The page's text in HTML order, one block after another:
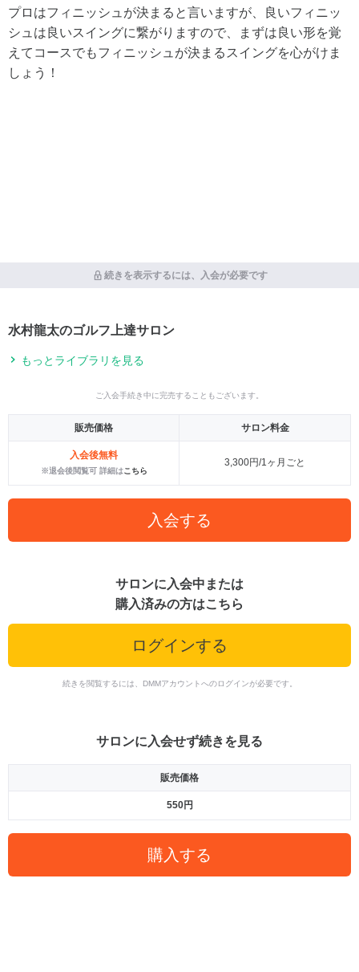
プロはフィニッシュが決まると言いますが、良いフィニッ
シュは良いスイングに繋がりますので、まずは良い形を覚
えてコースでもフィニッシュが決まるスイングを心がけま
しょう！
続きを表示するには、入会が必要です
水村龍太のゴルフ上達サロン
もっとライブラリを見る
ご入会手続き中に完売することもございます。
販売価格 サロン料金
入会後無料
※退会後閲覧可 詳細はこちら
3,300円/1ヶ月ごと
入会する
サロンに入会中または
購入済みの方はこちら
ログインする
続きを閲覧するには、DMMアカウントへのログインが必要です。
サロンに入会せず続きを見る
販売価格
550円
購入する